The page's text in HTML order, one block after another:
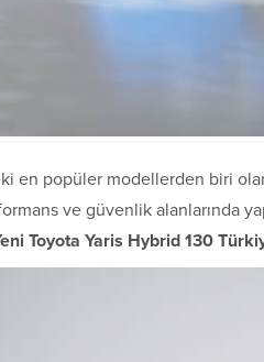
en popüler modellerden biri
ve güvenlik alanlarında
Toyota Yaris Hybrid 130